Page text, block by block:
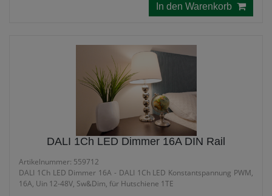
In den Warenkorb
DALI 1Ch LED Dimmer 16A DIN Rail
Artikelnummer: 559712
DALI 1Ch LED Dimmer 16A - DALI 1Ch LED Konstantspannung PWM,
16A, Uin 12-48V, Sw&Dim, für Hutschiene 1TE